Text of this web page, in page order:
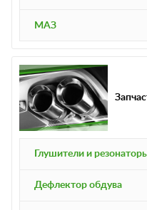
МАЗ
Глушители и
Дефлектор обдува